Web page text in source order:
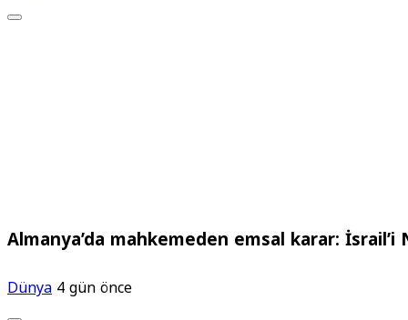
Almanya’da mahkemeden emsal karar:
Dünya4 gün önce